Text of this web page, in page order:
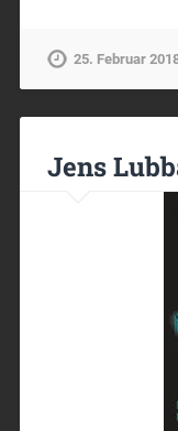
25. Februar
Jens